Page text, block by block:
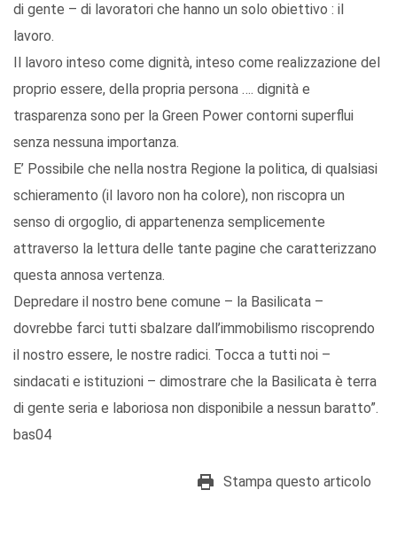
di gente – di lavoratori che hanno un solo obiettivo : il
lavoro.
Il lavoro inteso come dignità, inteso come realizzazione del
proprio essere, della propria persona …. dignità e
trasparenza sono per la Green Power contorni superflui
senza nessuna importanza.
E’ Possibile che nella nostra Regione la politica, di qualsiasi
schieramento (il lavoro non ha colore), non riscopra un
senso di orgoglio, di appartenenza semplicemente
attraverso la lettura delle tante pagine che caratterizzano
questa annosa vertenza.
Depredare il nostro bene comune – la Basilicata –
dovrebbe farci tutti sbalzare dall’immobilismo riscoprendo
il nostro essere, le nostre radici. Tocca a tutti noi –
sindacati e istituzioni – dimostrare che la Basilicata è terra
di gente seria e laboriosa non disponibile a nessun baratto”.
bas04
Stampa questo articolo